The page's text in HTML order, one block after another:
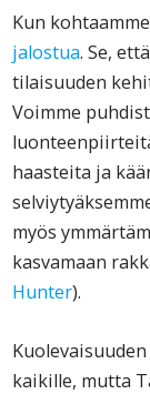
Kun
jalostua. Se,
tilaisuuden
Voimme
haasteita ja
myös
kasvamaan
Hunter).
kaikille, mutta